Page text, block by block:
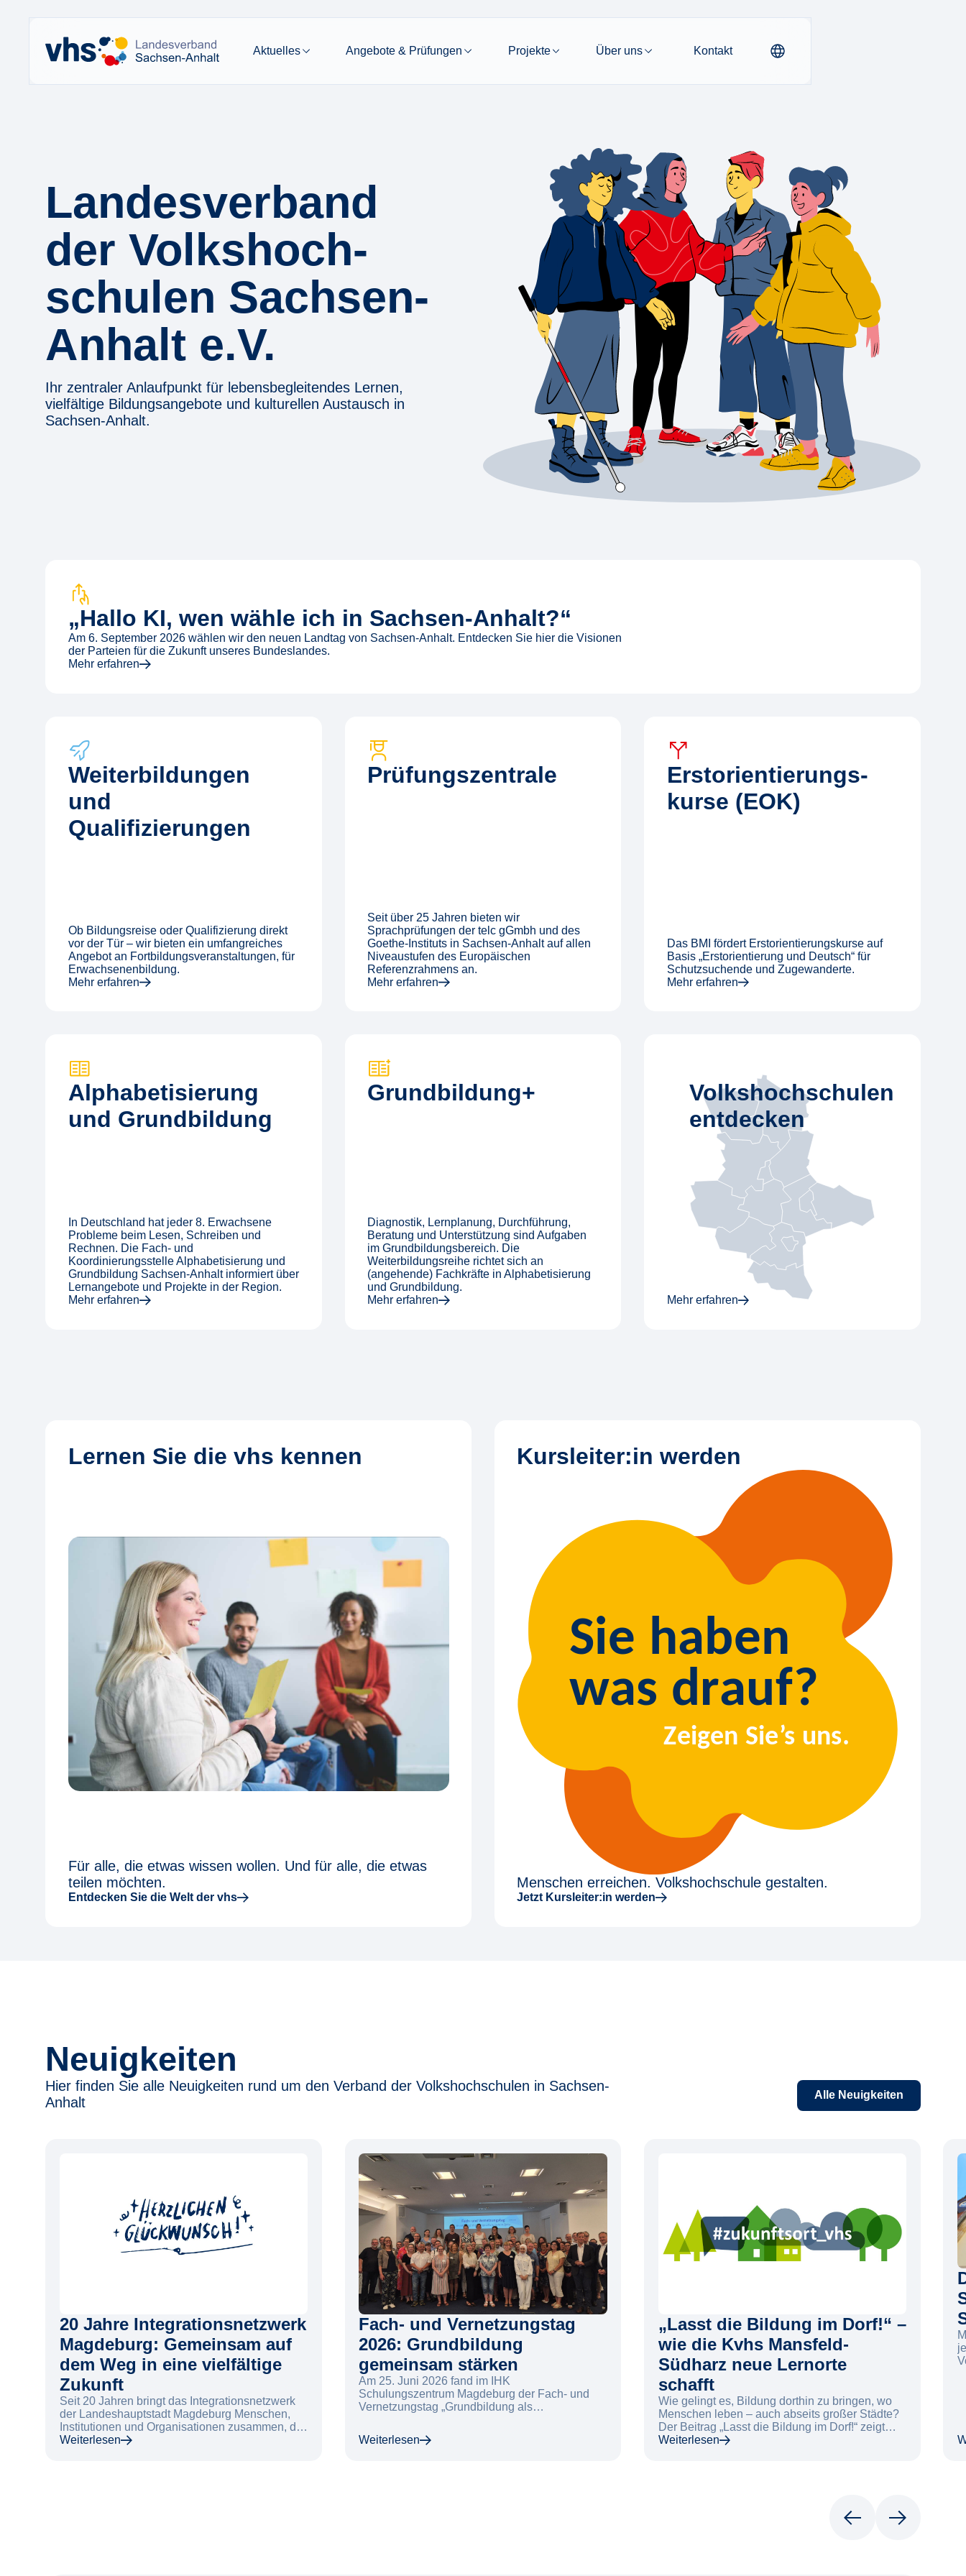
Aktuelles Angebote & Prüfungen Projekte Über uns Kontakt
Landes­ver­band
der Volks­hoch­
schu­len Sachsen-
Anhalt e.V.
Ihr zentraler Anlaufpunkt für lebensbegleitendes Lernen,
vielfältige Bildungsangebote und kulturellen Austausch in
Sachsen-Anhalt.
„Hallo KI, wen wähle ich in Sachsen-Anhalt?“
Am 6. September 2026 wählen wir den neuen Landtag von Sachsen-Anhalt. Entdecken Sie hier die Visionen
der Parteien für die Zukunft unseres Bundeslandes.
Mehr erfahren
Weiterbildungen
und
Qualifizierungen
Ob Bildungsreise oder Qualifizierung direkt
vor der Tür – wir bieten ein umfangreiches
Angebot an Fortbildungsveranstaltungen, für
Erwachsenenbildung.
Mehr erfahren
Prüfungs­zentrale
Seit über 25 Jahren bieten wir
Sprachprüfungen der telc gGmbh und des
Goethe-Instituts in Sachsen-Anhalt auf allen
Niveaustufen des Europäischen
Referenzrahmens an.
Mehr erfahren
Erst­orien­tierungs­
kurse (EOK)
Das BMI fördert Erstorientierungskurse auf
Basis „Erstorientierung und Deutsch“ für
Schutzsuchende und Zugewanderte.
Mehr erfahren
Alphabe­tisierung
und Grund­bildung
In Deutschland hat jeder 8. Erwachsene
Probleme beim Lesen, Schreiben und
Rechnen. Die Fach- und
Koordinierungsstelle Alphabetisierung und
Grundbildung Sachsen-Anhalt informiert über
Lernangebote und Projekte in der Region.
Mehr erfahren
Grund­bildung+
Diagnostik, Lernplanung, Durchführung,
Beratung und Unterstützung sind Aufgaben
im Grundbildungsbereich. Die
Weiterbildungsreihe richtet sich an
(angehende) Fachkräfte in Alphabetisierung
und Grundbildung.
Mehr erfahren
Volkshochschulen
entdecken
Mehr erfahren
Lernen Sie die vhs kennen
Für alle, die etwas wissen wollen. Und für alle, die etwas
teilen möchten.
Entdecken Sie die Welt der vhs
Kursleiter:in werden
Menschen erreichen. Volkshochschule gestalten.
Jetzt Kursleiter:in werden
Neuigkeiten
Hier finden Sie alle Neuigkeiten rund um den Verband der Volkshochschulen in Sachsen-
Anhalt
Alle Neuigkeiten
20 Jahre Integrationsnetzwerk
Magdeburg: Gemeinsam auf
dem Weg in eine vielfältige
Zukunft
Seit 20 Jahren bringt das Integrationsnetzwerk
der Landeshauptstadt Magdeburg Menschen,
Institutionen und Organisationen zusammen, die
sich für Integration, Teilhabe und
Weiterlesen
Fach- und Vernetzungstag
2026: Grundbildung
gemeinsam stärken
Am 25. Juni 2026 fand im IHK
Schulungszentrum Magdeburg der Fach- und
Vernetzungstag „Grundbildung als
Veranstaltung brachte Akteur:innen aus Bildung,
Politik, Arbeitsmarkt, Verwaltung, Sozialbereich
Weiterlesen
„Lasst die Bildung im Dorf!“ –
wie die Kvhs Mansfeld-
Südharz neue Lernorte
schafft
Wie gelingt es, Bildung dorthin zu bringen, wo
Menschen leben – auch abseits großer Städte?
Der Beitrag „Lasst die Bildung im Dorf!“ zeigt
eindrucksvoll, wie die Kreisvolkshochschule
Weiterlesen